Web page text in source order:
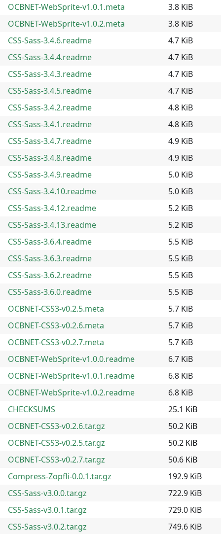
OCBNET-WebSprite-v1.0.1.meta
3.8 KiB
OCBNET-WebSprite-v1.0.2.meta
3.8 KiB
CSS-Sass-3.4.6.readme
4.7 KiB
CSS-Sass-3.4.4.readme
4.7 KiB
CSS-Sass-3.4.3.readme
4.7 KiB
CSS-Sass-3.4.5.readme
4.7 KiB
CSS-Sass-3.4.2.readme
4.8 KiB
CSS-Sass-3.4.1.readme
4.8 KiB
CSS-Sass-3.4.7.readme
4.9 KiB
CSS-Sass-3.4.8.readme
4.9 KiB
CSS-Sass-3.4.9.readme
5.0 KiB
CSS-Sass-3.4.10.readme
5.0 KiB
CSS-Sass-3.4.12.readme
5.2 KiB
CSS-Sass-3.4.13.readme
5.2 KiB
CSS-Sass-3.6.4.readme
5.5 KiB
CSS-Sass-3.6.3.readme
5.5 KiB
CSS-Sass-3.6.2.readme
5.5 KiB
CSS-Sass-3.6.0.readme
5.5 KiB
OCBNET-CSS3-v0.2.5.meta
5.7 KiB
OCBNET-CSS3-v0.2.6.meta
5.7 KiB
OCBNET-CSS3-v0.2.7.meta
5.7 KiB
OCBNET-WebSprite-v1.0.0.readme
6.7 KiB
OCBNET-WebSprite-v1.0.1.readme
6.8 KiB
OCBNET-WebSprite-v1.0.2.readme
6.8 KiB
CHECKSUMS
25.1 KiB
OCBNET-CSS3-v0.2.6.tar.gz
50.2 KiB
OCBNET-CSS3-v0.2.5.tar.gz
50.2 KiB
OCBNET-CSS3-v0.2.7.tar.gz
50.6 KiB
Compress-Zopfli-0.0.1.tar.gz
192.9 KiB
CSS-Sass-v3.0.0.tar.gz
722.9 KiB
CSS-Sass-v3.0.1.tar.gz
729.0 KiB
CSS-Sass-v3.0.2.tar.gz
749.6 KiB